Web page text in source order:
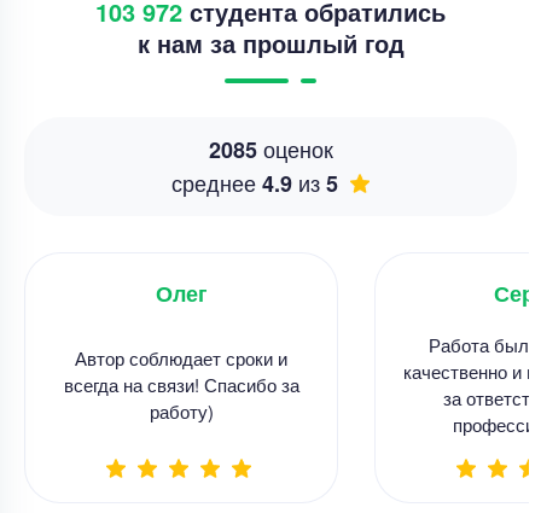
103 972 студента обратились
к нам за прошлый год
2085оценок
среднее4.9 из5
Олег
Автор соблюдает сроки и
всегда на связи! Спасибо за
работу)
Работа
качественно и
за